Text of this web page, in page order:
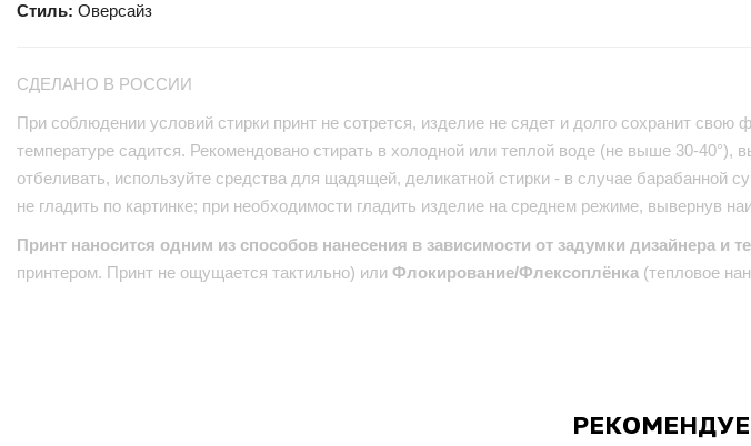
Стиль: Оверсайз
СДЕЛАНО В РОССИИ
При соблюдении условий стирки принт не сотрется, изделие не сядет и долго сохранит
температуре садится. Рекомендовано стирать в холодной или теплой воде (не выше 30-
отбеливать, используйте средства для щадящей, деликатной стирки - в случае барабанной
не гладить по картинке; при необходимости гладить изделие на среднем режиме, вывернув
Принт наносится одним из способов нанесения в зависимости от задумки дизайнера и
принтером. Принт не ощущается тактильно) или Флокирование/Флексоплёнка (тепловое